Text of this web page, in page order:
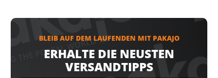
BLEIB AUF DEM LAUFENDEN MIT PAKAJO
ERHALTE DIE NEUSTEN
VERSANDTIPPS